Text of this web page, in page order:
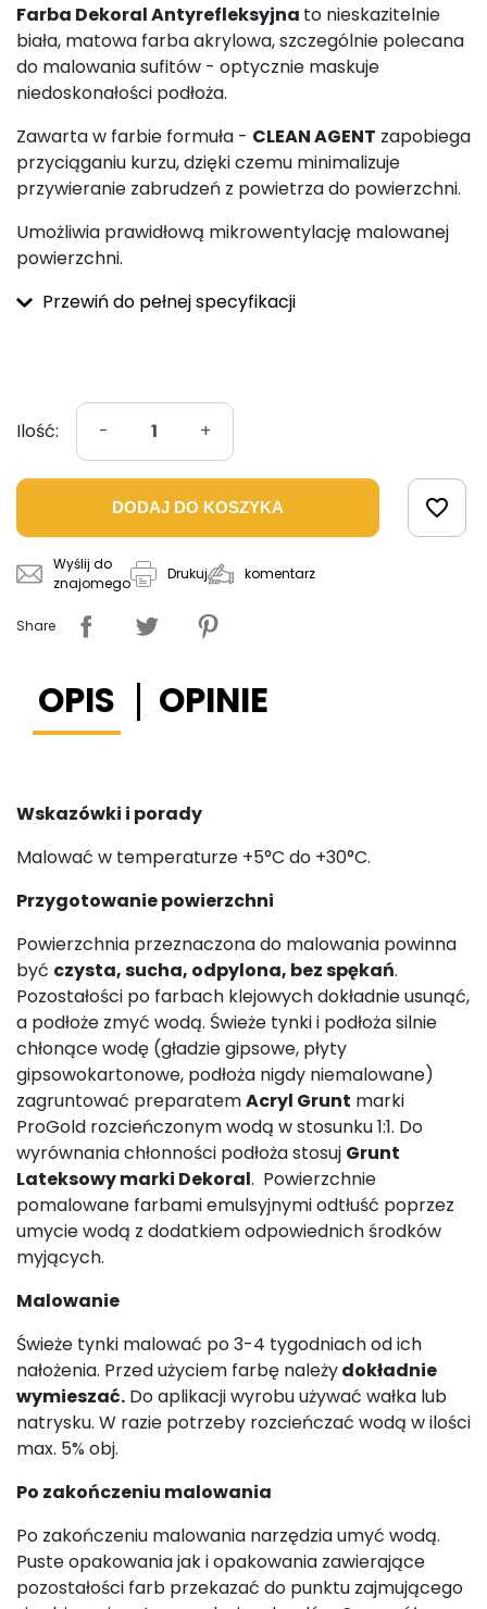
Farba Dekoral Antyrefleksyjna to nieskazitelnie
biała, matowa farba akrylowa, szczególnie polecana
do malowania sufitów - optycznie maskuje
niedoskonałości podłoża.
Zawarta w farbie formuła - CLEAN AGENT zapobiega
przyciąganiu kurzu, dzięki czemu minimalizuje
przywieranie zabrudzeń z powietrza do powierzchni.
Umożliwia prawidłową mikrowentylację malowanej
powierzchni.
Przewiń do pełnej specyfikacji
Ilość: - +
DODAJ DO KOSZYKA favorite_border
Wyślij do
znajomego
Drukuj komentarz
Share
OPIS OPINIE
Wskazówki i porady
Malować w temperaturze +5°C do +30°C.
Przygotowanie powierzchni
Powierzchnia przeznaczona do malowania powinna
być czysta, sucha, odpylona, bez spękań.
Pozostałości po farbach klejowych dokładnie usunąć,
a podłoże zmyć wodą. Świeże tynki i podłoża silnie
chłonące wodę (gładzie gipsowe, płyty
gipsowokartonowe, podłoża nigdy niemalowane)
zagruntować preparatemAcryl Grunt marki
ProGold rozcieńczonym wodą w stosunku 1:1. Do
wyrównania chłonności podłoża stosuj Grunt
Lateksowy marki Dekoral. Powierzchnie
pomalowane farbami emulsyjnymi odtłuść poprzez
umycie wodą z dodatkiem odpowiednich środków
myjących.
Malowanie
Świeże tynki malować po 3-4 tygodniach od ich
nałożenia. Przed użyciem farbę należydokładnie
wymieszać. Do aplikacji wyrobu używać wałka lub
natrysku. W razie potrzeby rozcieńczać wodą w ilości
max. 5% obj.
Po zakończeniu malowania
Po zakończeniu malowania narzędzia umyć wodą.
Puste opakowania jak i opakowania zawierające
pozostałości farb przekazać do punktu zajmującego